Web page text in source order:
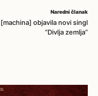
Naredni članak
[machina] objavila novi singl
“Divlja zemlja”